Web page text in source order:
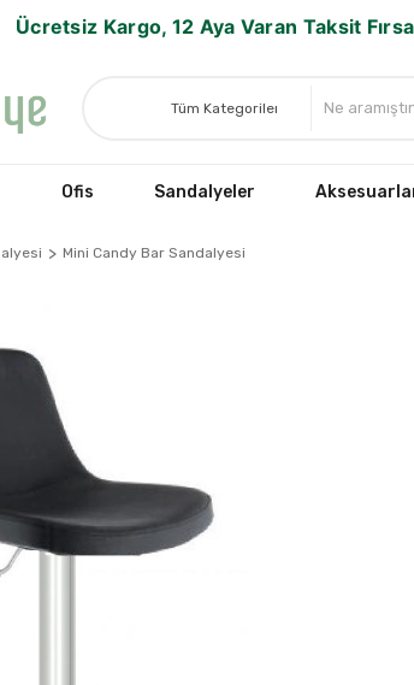
Ücretsiz Kargo, 12 Aya Varan Taksit
Ofis Sandalyeler
Mini Candy Bar Sandalyesi